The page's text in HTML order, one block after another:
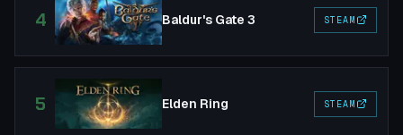
4 Baldur's Gate 3 STEAM
5 Elden Ring STEAM